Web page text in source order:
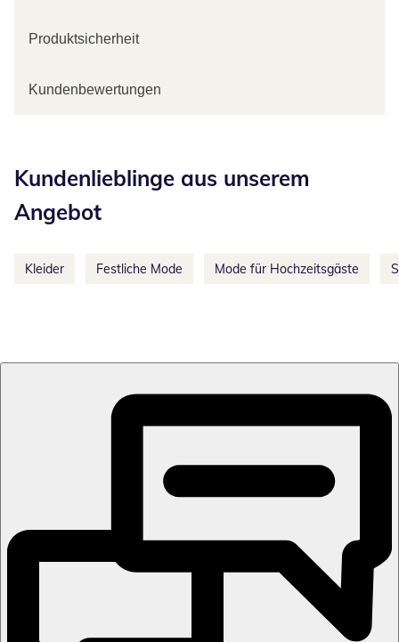
Produktsicherheit
Kundenbewertungen
Kundenlieblinge aus unserem
Angebot
Kleider Festliche Mode Mode für Hochzeitsgäste